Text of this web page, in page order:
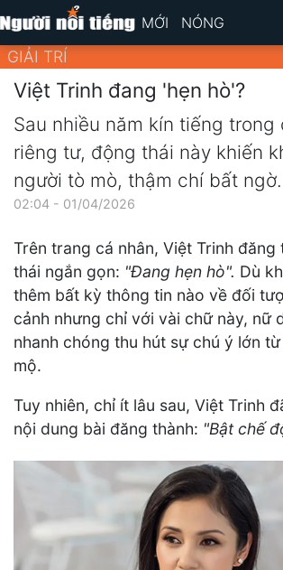
MỚI NÓNG
GIẢI TRÍ
Việt Trinh đang 'hẹn hò'?
Sau nhiều năm kín tiếng trong
riêng tư, động thái này khiến
người tò mò, thậm chí bất ngờ.
02:04 - 01/04/2026
Trên trang cá nhân, Việt Trinh
thái ngắn gọn: "Đang hẹn hò". Dù
thêm bất kỳ thông tin nào về đối
cảnh nhưng chỉ với vài chữ này, nữ
nhanh chóng thu hút sự chú ý lớn
mộ.
Tuy nhiên, chỉ ít lâu sau, Việt Trinh
nội dung bài đăng thành: "Bật chế